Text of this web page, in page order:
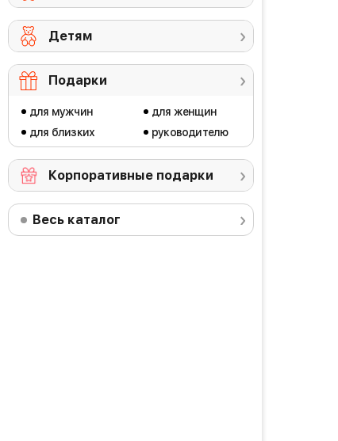
Детям
Подарки
для мужчин
для близких
для женщин
руководителю
Корпоративные подарки
Весь каталог